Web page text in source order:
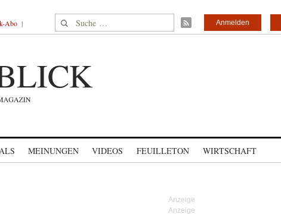
Abo Suche nach: Anmelden
MEINUNGEN VIDEOS FEUILLETON WIRTSCHAFT